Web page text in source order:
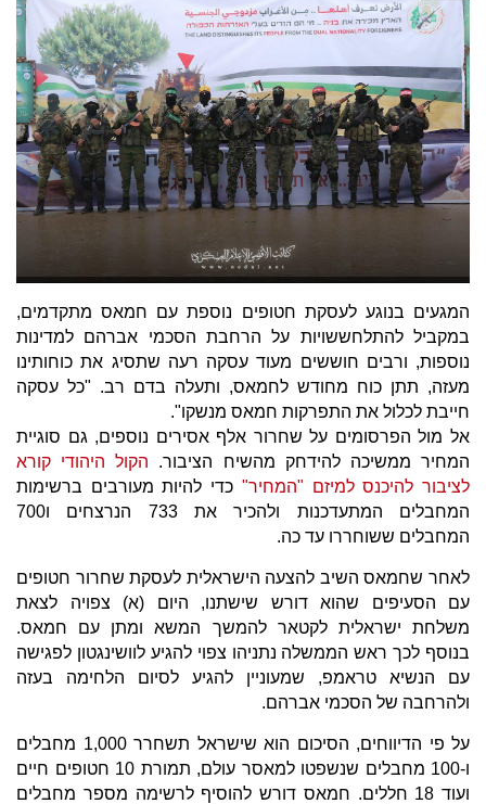
המגעים בנוגע לעסקת חטופים נוספת עם חמאס מתקדמים,
במקביל להתלחששויות על הרחבת הסכמי אברהם למדינות
נוספות, ורבים חוששים מעוד עסקה רעה שתסיג את כוחותינו
מעזה, תתן כוח מחודש לחמאס, ותעלה בדם רב. "כל עסקה
חייבת לכלול את התפרקות חמאס מנשקו".
אל מול הפרסומים על שחרור אלף אסירים נוספים, גם סוגיית
המחיר ממשיכה להידחק מהשיח הציבור. הקול היהודי קורא
לציבור להיכנס למיזם "המחיר" כדי להיות מעורבים ברשימות
המחבלים המתעדכנות ולהכיר את 733 הנרצחים ו700
המחבלים ששוחררו עד כה.
לאחר שחמאס השיב להצעה הישראלית לעסקת שחרור חטופים
עם הסעיפים שהוא דורש שישתנו, היום (א) צפויה לצאת
משלחת ישראלית לקטאר להמשך המשא ומתן עם חמאס.
בנוסף לכך ראש הממשלה נתניהו צפוי להגיע לוושינגטון לפגישה
עם הנשיא טראמפ, שמעוניין להגיע לסיום הלחימה בעזה
ולהרחבה של הסכמי אברהם.
על פי הדיווחים, הסיכום הוא שישראל תשחרר 1,000 מחבלים
ו-100 מחבלים שנשפטו למאסר עולם, תמורת 10 חטופים חיים
ועוד 18 חללים. חמאס דורש להוסיף לרשימה מספר מחבלים